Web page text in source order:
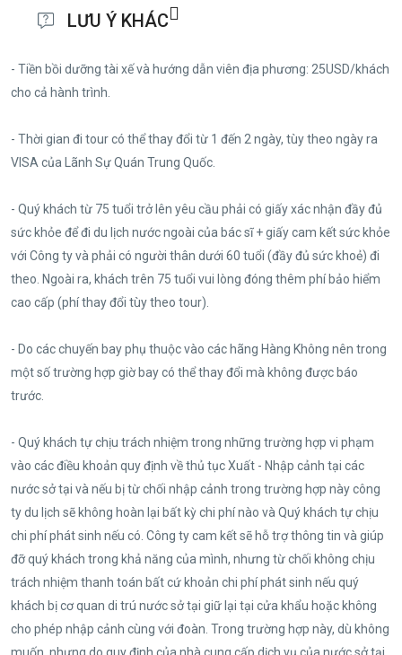
LƯU Ý KHÁC
- Tiền bồi dưỡng tài xế và hướng dẫn viên địa phương: 25USD/khách
cho cả hành trình.
- Thời gian đi tour có thể thay đổi từ 1 đến 2 ngày, tùy theo ngày ra
VISA của Lãnh Sự Quán Trung Quốc.
- Quý khách từ 75 tuổi trở lên yêu cầu phải có giấy xác nhận đầy đủ
sức khỏe để đi du lịch nước ngoài của bác sĩ + giấy cam kết sức khỏe
với Công ty và phải có người thân dưới 60 tuổi (đầy đủ sức khoẻ) đi
theo. Ngoài ra, khách trên 75 tuổi vui lòng đóng thêm phí bảo hiểm
cao cấp (phí thay đổi tùy theo tour).
- Do các chuyến bay phụ thuộc vào các hãng Hàng Không nên trong
một số trường hợp giờ bay có thể thay đổi mà không được báo
trước.
- Quý khách tự chịu trách nhiệm trong những trường hợp vi phạm
vào các điều khoản quy định về thủ tục Xuất - Nhập cảnh tại các
nước sở tại và nếu bị từ chối nhập cảnh trong trường hợp này công
ty du lịch sẽ không hoàn lại bất kỳ chi phí nào và Quý khách tự chịu
chi phí phát sinh nếu có. Công ty cam kết sẽ hỗ trợ thông tin và giúp
đỡ quý khách trong khả năng của mình, nhưng từ chối không chịu
trách nhiệm thanh toán bất cứ khoản chi phí phát sinh nếu quý
khách bị cơ quan di trú nước sở tại giữ lại tại cửa khẩu hoặc không
cho phép nhập cảnh cùng với đoàn. Trong trường hợp này, dù không